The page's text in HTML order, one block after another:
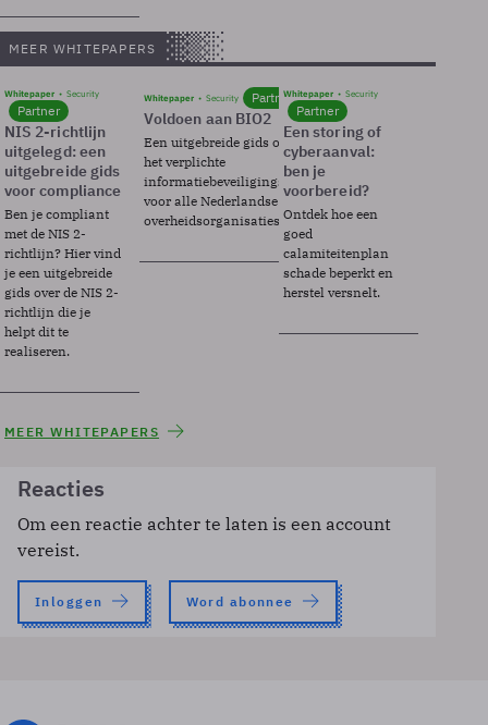
MEER WHITEPAPERS
Whitepaper Security
Partner
NIS 2-richtlijn
uitgelegd: een
uitgebreide gids
voor compliance
Ben je compliant
met de NIS 2-
richtlijn? Hier vind
je een uitgebreide
gids over de NIS 2-
richtlijn die je
helpt dit te
realiseren.
Whitepaper Security Partner
Voldoen aan BIO2
Een uitgebreide gids over BIO2,
het verplichte
informatiebeveiligingsframework
voor alle Nederlandse
overheidsorganisaties.
Whitepaper Security
Partner
Een storing of
cyberaanval:
ben je
voorbereid?
Ontdek hoe een
goed
calamiteitenplan
schade beperkt en
herstel versnelt.
MEER WHITEPAPERS
Reacties
Om een reactie achter te laten is een account
vereist.
Inloggen Word abonnee